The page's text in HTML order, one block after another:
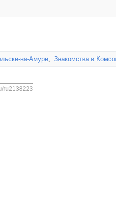
на-Амуре, Знакомства в
ru2138223